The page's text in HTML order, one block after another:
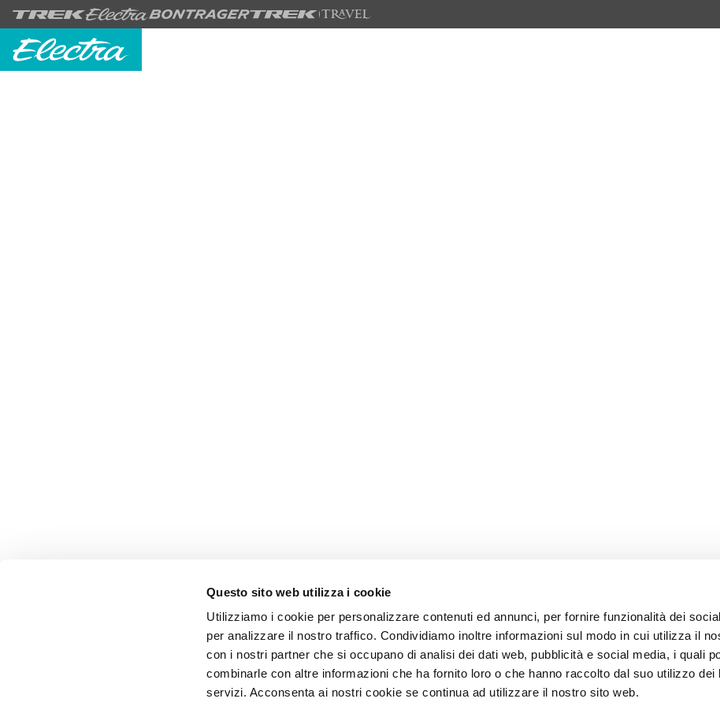
Questo sito web utilizza i cookie
Utilizziamo i cookie per personalizzare contenuti ed annunci, per fornire funzionalità dei
per analizzare il nostro traffico. Condividiamo inoltre informazioni sul modo in cui utilizza il
con i nostri partner che si occupano di analisi dei dati web, pubblicità e social media, i quali
combinarle con altre informazioni che ha fornito loro o che hanno raccolto dal suo utilizzo dei
servizi. Acconsenta ai nostri cookie se continua ad utilizzare il nostro sito web.